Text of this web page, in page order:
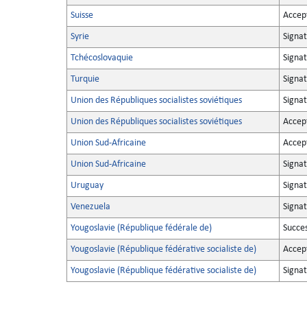
Suisse
Syrie
Tchécoslovaquie
Turquie
Union des Républiques socialistes soviétiques
Union des Républiques socialistes soviétiques
Union Sud-Africaine
Union Sud-Africaine
Uruguay
Venezuela
Yougoslavie (République fédérale de)
Yougoslavie (République fédérative socialiste de)
Yougoslavie (République fédérative socialiste de)